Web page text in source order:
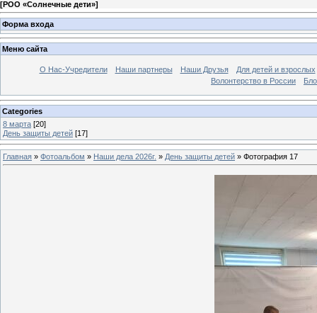
[РОО «Солнечные дети»]
Форма входа
Меню сайта
О Нас-Учредители Наши партнеры Наши Друзья
Для детей и взрослых
Волонтерство в России
Categories
8 марта [20]
День защиты детей [17]
Главная » Фотоальбом » Наши дела 2026г. » День защиты детей » Фотография 17